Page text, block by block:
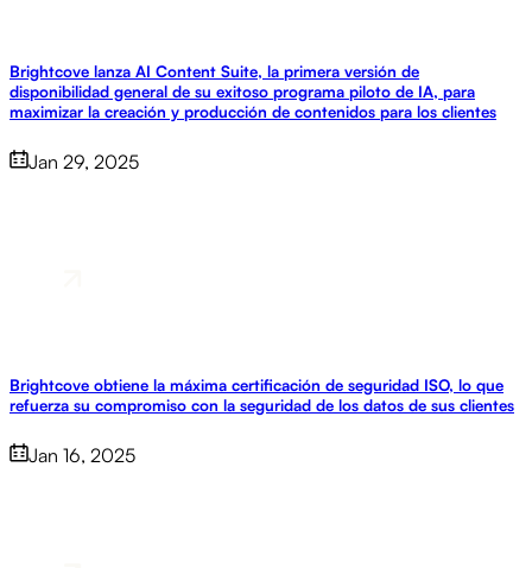
Brightcove lanza AI Content Suite, la primera versión de
disponibilidad general de su exitoso programa piloto de IA, para
maximizar la creación y producción de contenidos para los clientes
Jan 29, 2025
Brightcove obtiene la máxima certificación de seguridad ISO, lo que
refuerza su compromiso con la seguridad de los datos de sus clientes
Jan 16, 2025